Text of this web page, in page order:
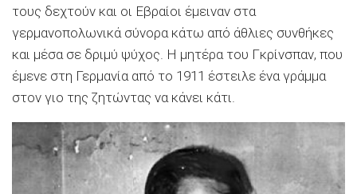
τους δεχτούν και οι Εβραίοι έμειναν στα
γερμανοπολωνικά σύνορα κάτω από άθλιες συνθήκες
και μέσα σε δριμύ ψύχος. Η μητέρα του Γκρίνσπαν, που
έμενε στη Γερμανία από το 1911 έστειλε ένα γράμμα
στον γιο της ζητώντας να κάνει κάτι.